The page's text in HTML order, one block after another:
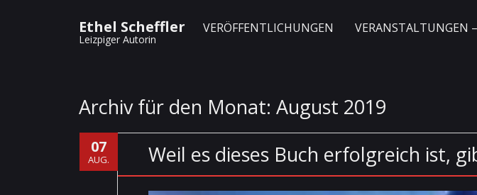
Ethel Scheffler
Leizpiger Autorin
VERÖFFENTLICHUNGEN VERANSTALTUNGEN
Archiv für den Monat: August 2019
07
AUG. Weil es dieses Buch erfolgreich ist,